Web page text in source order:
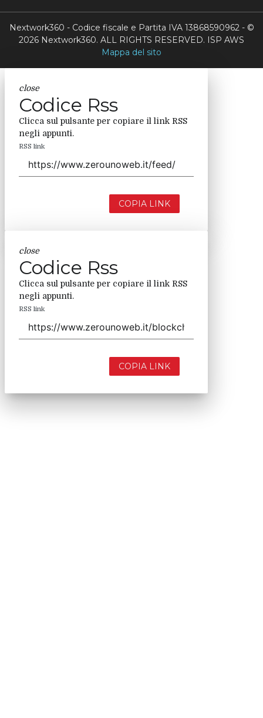
Nextwork360 - Codice fiscale e Partita IVA 13868590962 - ©
2026 Nextwork360. ALL RIGHTS RESERVED. ISP AWS
Mappa del sito
close
Codice Rss
Clicca sul pulsante per copiare il link RSS
negli appunti.
RSS link
COPIA LINK
close
Codice Rss
Clicca sul pulsante per copiare il link RSS
negli appunti.
RSS link
COPIA LINK